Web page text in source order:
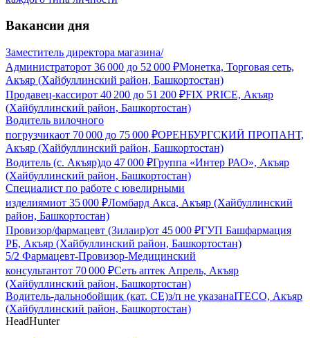
Вакансии дня
Заместитель директора магазина/
Администраторот 36 000 до 52 000 ₽Монетка, Торговая сеть,
Акъяр (Хайбуллинский район, Башкортостан)
Продавец-кассирот 40 200 до 51 200 ₽FIX PRICE, Акъяр
(Хайбуллинский район, Башкортостан)
Водитель вилочного
погрузчикаот 70 000 до 75 000 ₽ОРЕНБУРГСКИЙ ПРОПАНТ,
Акъяр (Хайбуллинский район, Башкортостан)
Водитель (с. Акъяр)до 47 000 ₽Группа «Интер РАО», Акъяр
(Хайбуллинский район, Башкортостан)
Специалист по работе с ювелирными
изделиямиот 35 000 ₽Ломбард Акса, Акъяр (Хайбуллинский
район, Башкортостан)
Провизор/фармацевт (Зилаир)от 45 000 ₽ГУП Башфармация
РБ, Акъяр (Хайбуллинский район, Башкортостан)
5/2 Фармацевт-Провизор-Медицинский
консультантот 70 000 ₽Сеть аптек Апрель, Акъяр
(Хайбуллинский район, Башкортостан)
Водитель-дальнобойщик (кат. CE)з/п не указанаITECO, Акъяр
(Хайбуллинский район, Башкортостан)
HeadHunter